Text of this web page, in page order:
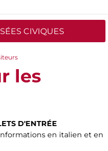
CIVIQUES
les
D'ENTRÉE
en italien et en